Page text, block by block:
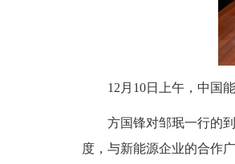
12月10日上午，中国能
方国锋对邹珉一行的到
度，与新能源企业的合作